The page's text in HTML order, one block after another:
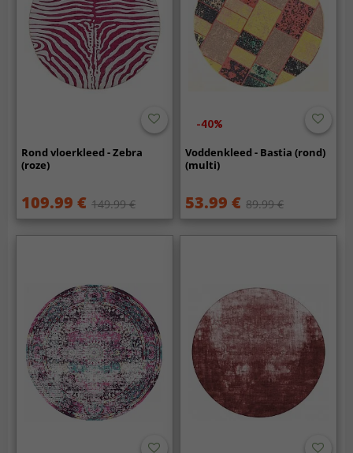
Rond vloerkleed - Zebra
(roze)
109.99 € 149.99 €
-40%
Voddenkleed - Bastia (rond)
(multi)
53.99 € 89.99 €